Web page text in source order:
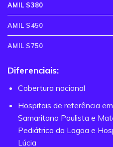
AMIL S380
AMIL S450
AMIL S750
Diferenciais:
Cobertura nacional
Hospitais de referência
Samaritano Paulista e
Pediátrico da Lagoa e
Lúcia